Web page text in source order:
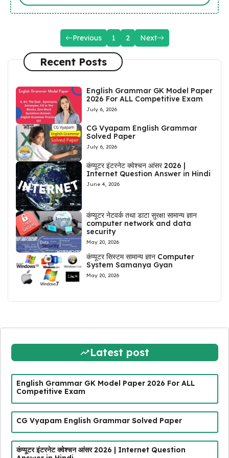
Previous 1 2 Next
Recent Posts
English Grammar GK Model Paper
2026 For ALL Competitive Exam
July 6, 2026
CG Vyapam English Grammar
Solved Paper
July 6, 2026
कंप्यूटर इंटरनेट क्वेश्चन आंसर 2026 |
Internet Question Answer in Hindi
June 4, 2026
कंप्यूटर नेटवर्क तथा डाटा सुरक्षा सामान्य ज्ञान
computer network and data
security
May 20, 2026
कंप्यूटर सिस्टम सामान्य ज्ञान Computer
System Samanya Gyan
May 20, 2026
Latest post
English Grammar GK Model Paper 2026 For ALL
Competitive Exam
CG Vyapam English Grammar Solved Paper
कंप्यूटर इंटरनेट क्वेश्चन आंसर 2026 | Internet Question